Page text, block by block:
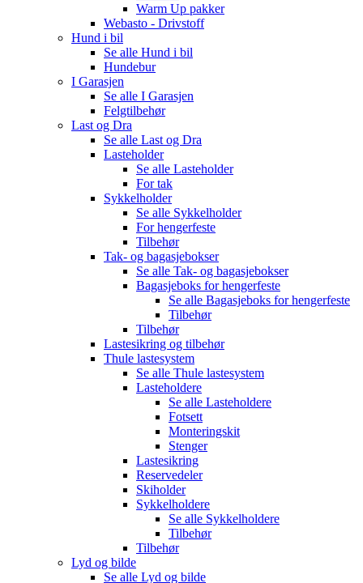
Warm Up pakker
Webasto - Drivstoff
Hund i bil
Se alle Hund i bil
Hundebur
I Garasjen
Se alle I Garasjen
Felgtilbehør
Last og Dra
Se alle Last og Dra
Lasteholder
Se alle Lasteholder
For tak
Sykkelholder
Se alle Sykkelholder
For hengerfeste
Tilbehør
Tak- og bagasjebokser
Se alle Tak- og bagasjebokser
Bagasjeboks for hengerfeste
Se alle Bagasjeboks for hengerfeste
Tilbehør
Tilbehør
Lastesikring og tilbehør
Thule lastesystem
Se alle Thule lastesystem
Lasteholdere
Se alle Lasteholdere
Fotsett
Monteringskit
Stenger
Lastesikring
Reservedeler
Skiholder
Sykkelholdere
Se alle Sykkelholdere
Tilbehør
Tilbehør
Lyd og bilde
Se alle Lyd og bilde